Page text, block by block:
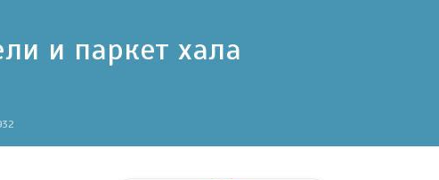
и паркет хала